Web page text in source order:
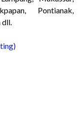
Pontianak,
dll.